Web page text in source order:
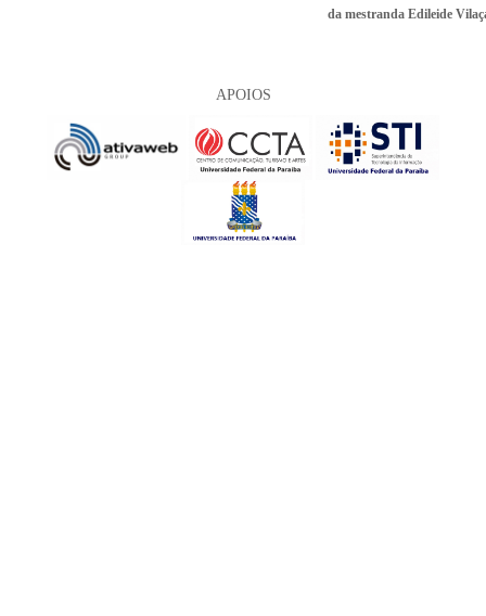
da mestranda Edileide
APOIOS